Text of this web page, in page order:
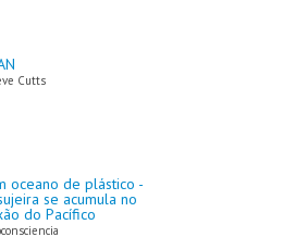
Cutts
oceano de plástico -
se acumula no
do Pacífico